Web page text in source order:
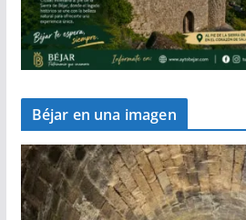
Béjar en una imagen